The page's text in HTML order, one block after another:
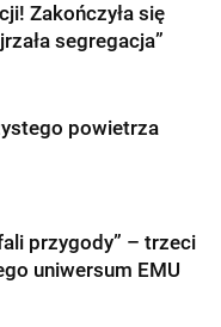
Zakończyła się
segregacja”
powietrza
przygody” – trzeci
uniwersum EMU